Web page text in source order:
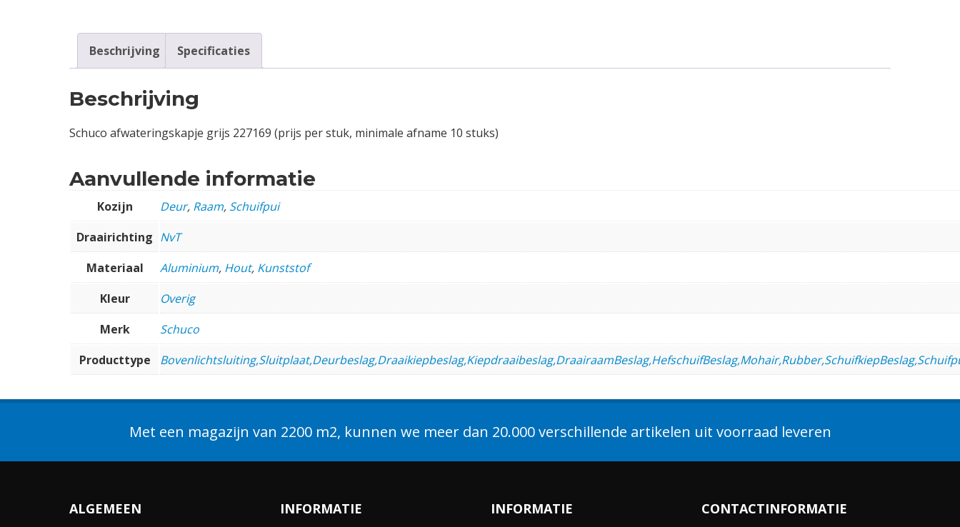
Beschrijving Specificaties
Beschrijving
Schuco afwateringskapje grijs 227169 (prijs per stuk, minimale afname 10 stuks)
Aanvullende informatie
Kozijn Deur, Raam, Schuifpui
Draairichting NvT
Materiaal
Aluminium, Hout, Kunststof
Kleur
Overig
Merk
Schuco
Producttype
Met een magazijn van 2200 m2, kunnen we meer dan 20.000 verschillende artikelen uit voorraad leveren
ALGEMEEN INFORMATIE INFORMATIE CONTACTINFORMATIE